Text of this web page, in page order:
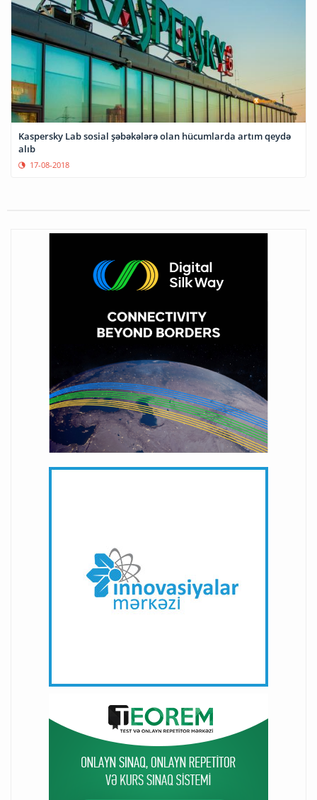
Kaspersky Lab sosial şəbəkələrə olan hücumlarda artım qeydə
alıb
17-08-2018